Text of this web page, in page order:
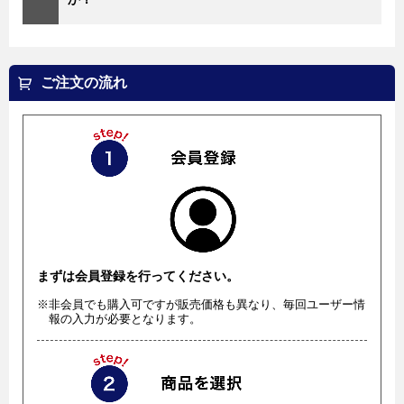
ご注文の流れ
まずは会員登録を行ってください。
※非会員でも購入可ですが販売価格も異なり、毎回ユーザー情
報の入力が必要となります。